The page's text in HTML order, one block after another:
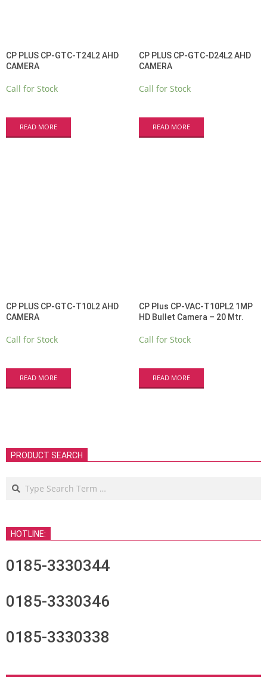
CP PLUS CP-GTC-T24L2 AHD
CAMERA
Call for Stock
READ MORE
CP PLUS CP-GTC-D24L2 AHD
CAMERA
Call for Stock
READ MORE
CP PLUS CP-GTC-T10L2 AHD
CAMERA
Call for Stock
READ MORE
CP Plus CP-VAC-T10PL2 1MP
HD Bullet Camera – 20 Mtr.
Call for Stock
READ MORE
PRODUCT SEARCH
Search
HOTLINE:
0185-3330344
0185-3330346
0185-3330338